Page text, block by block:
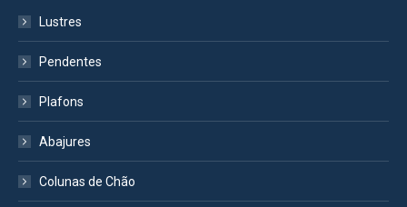
Lustres
Pendentes
Plafons
Abajures
Colunas de Chão